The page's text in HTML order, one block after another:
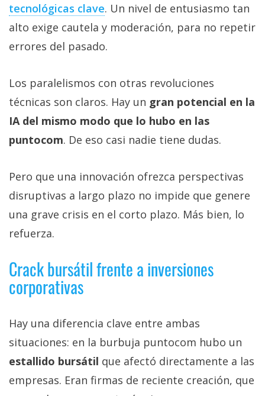
tecnológicas clave‎. Un nivel de entusiasmo tan
alto exige cautela y moderación, para no repetir
errores del pasado.
Los paralelismos con otras revoluciones
técnicas son claros. Hay un gran potencial en la
IA del mismo modo que lo hubo en las
puntocom. De eso casi nadie tiene dudas.
Pero que una innovación ofrezca perspectivas
disruptivas a largo plazo no impide que genere
una grave crisis en el corto plazo. Más bien, lo
refuerza.
Crack bursátil frente a inversiones
corporativas
Hay una diferencia clave entre ambas
situaciones: en la burbuja puntocom hubo un
estallido bursátil que afectó directamente a las
empresas. Eran firmas de reciente creación, que